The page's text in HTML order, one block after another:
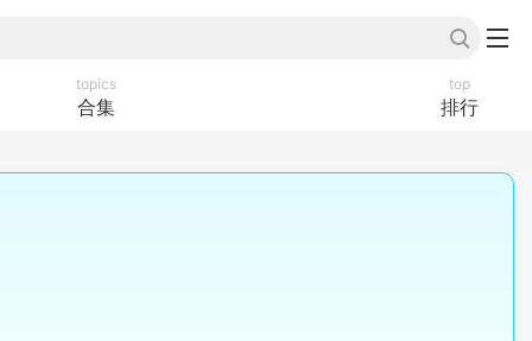
topics
合集
top
排行